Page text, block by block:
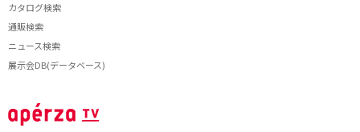
カタログ検索
通販検索
ニュース検索
展示会DB(データベース)